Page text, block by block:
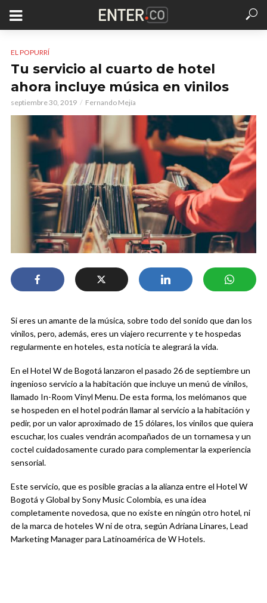
EL POPURRÍ
Tu servicio al cuarto de hotel
ahora incluye música en vinilos
septiembre 30, 2019 Fernando Mejía
Si eres un amante de la música, sobre todo del sonido que dan los
vinilos, pero, además, eres un viajero recurrente y te hospedas
regularmente en hoteles, esta noticia te alegrará la vida.
En el Hotel W de Bogotá lanzaron el pasado 26 de septiembre un
ingenioso servicio a la habitación que incluye un menú de vinilos,
llamado In-Room Vinyl Menu. De esta forma, los melómanos que
se hospeden en el hotel podrán llamar al servicio a la habitación y
pedir, por un valor aproximado de 15 dólares, los vinilos que quiera
escuchar, los cuales vendrán acompañados de un tornamesa y un
coctel cuidadosamente curado para complementar la experiencia
sensorial.
Este servicio, que es posible gracias a la alianza entre el Hotel W
Bogotá y Global by Sony Music Colombia, es una idea
completamente novedosa, que no existe en ningún otro hotel, ni
de la marca de hoteles W ni de otra, según Adriana Linares, Lead
Marketing Manager para Latinoamérica de W Hotels.